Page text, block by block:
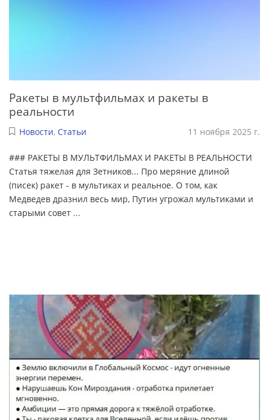
Ракеты в мультфильмах и ракеты в
реальности
Новости, Статьи 11 ноября 2025 г.
### РАКЕТЫ В МУЛЬТФИЛЬМАХ И РАКЕТЫ В РЕАЛЬНОСТИ
Статья тяжелая для Зетников... Про меряние длиной
(писек) ракет - в мультиках и реальное. О том, как
Медведев дразнил весь мир, Путин угрожал мультиками и
старыми совет ...